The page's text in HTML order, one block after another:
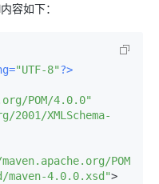
容如下：
"UTF-8"?>
POM/4.0.0"
XMLSchema-
POM/
maven-4.0.0.xsd">